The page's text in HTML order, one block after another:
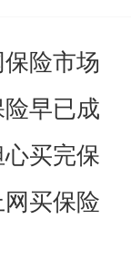
险市场
早已成
买完保
买保险